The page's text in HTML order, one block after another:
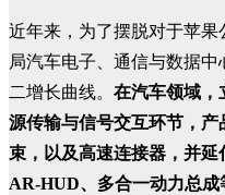
近年来，为了摆脱对于苹
局汽车电子、通信与数据
二增长曲线。 在汽车领域，
源传输与信号交互环节，
束，以及高速连接器，并延
AR-HUD、多合一动力总成